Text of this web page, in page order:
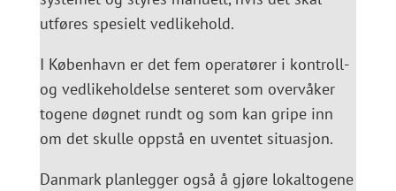
utføres spesielt vedlikehold.
I København er det fem operatører i kontroll-
og vedlikeholdelse senteret som overvåker
togene døgnet rundt og som kan gripe inn
om det skulle oppstå en uventet situasjon.
Danmark planlegger også å gjøre lokaltogene